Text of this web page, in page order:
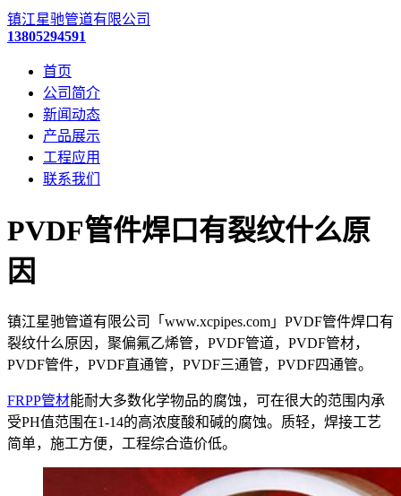
镇江星驰管道有限公司
13805294591
首页
公司简介
新闻动态
产品展示
工程应用
联系我们
PVDF管件焊口有裂纹什么原
因
镇江星驰管道有限公司「www.xcpipes.com」PVDF管件焊口有
裂纹什么原因，聚偏氟乙烯管，PVDF管道，PVDF管材，
PVDF管件，PVDF直通管，PVDF三通管，PVDF四通管。
FRPP管材能耐大多数化学物品的腐蚀，可在很大的范围内承
受PH值范围在1-14的高浓度酸和碱的腐蚀。质轻，焊接工艺
简单，施工方便，工程综合造价低。